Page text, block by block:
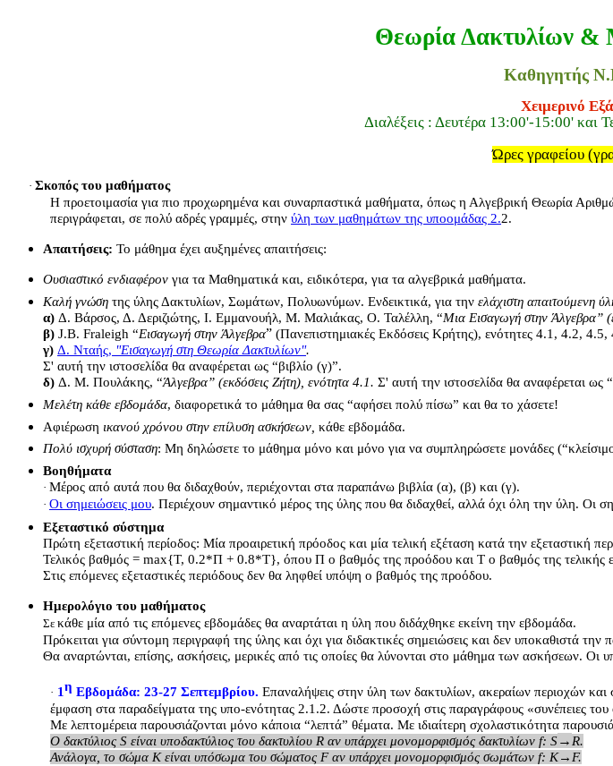
Θεωρία Δακτυλίων &
Καθηγητής
Χειμερινό
Διαλέξεις : Δευτέρα 13:00'-15:00' και
Ώρες γραφείου
· Σκοπός του μαθήματος
Η προετοιμασία για πιο προχωρημένα και συναρπαστικά μαθήματα, όπως η Αλγεβρική Θεωρία
περιγράφεται, σε πολύ αδρές γραμμές, στην ύλη των μαθημάτων της υποομάδας 2.2.
Απαιτήσεις: Το μάθημα έχει αυξημένες απαιτήσεις:
Ουσιαστικό ενδιαφέρον για τα Μαθηματικά και, ειδικότερα, για τα αλγεβρικά μαθήματα.
Καλή γνώση της ύλης Δακτυλίων, Σωμάτων, Πολυωνύμων. Ενδεικτικά, για την ελάχιστη απαιτούμενη
α) Δ. Βάρσος, Δ. Δεριζιώτης, Ι. Εμμανουήλ, Μ. Μαλιάκας, Ο. Ταλέλλη, “Μια Εισαγωγή στην Άλγεβρα”
β) J.B. Fraleigh “Εισαγωγή στην Άλγεβρα” (Πανεπιστημιακές Εκδόσεις Κρήτης), ενότητες 4.1, 4.2,
γ) Δ. Νταής, "Εισαγωγή στη Θεωρία Δακτυλίων".
Σ' αυτή την ιστοσελίδα θα αναφέρεται ως “βιβλίο (γ)”.
δ) Δ. Μ. Πουλάκης, “Άλγεβρα” (εκδόσεις Ζήτη), ενότητα 4.1. Σ' αυτή την ιστοσελίδα θα αναφέρεται ως
Μελέτη κάθε εβδομάδα, διαφορετικά το μάθημα θα σας “αφήσει πολύ πίσω” και θα το χάσετε!
Αφιέρωση ικανού χρόνου στην επίλυση ασκήσεων, κάθε εβδομάδα.
Πολύ ισχυρή σύσταση: Μη δηλώσετε το μάθημα μόνο και μόνο για να συμπληρώσετε μονάδες
Βοηθήματα
· Μέρος από αυτά που θα διδαχθούν, περιέχονται στα παραπάνω βιβλία (α), (β) και (γ).
· Οι σημειώσεις μου. Περιέχουν σημαντικό μέρος της ύλης που θα διδαχθεί, αλλά όχι όλη την ύλη. Οι
Εξεταστικό σύστημα
Πρώτη εξεταστική περίοδος: Μία προαιρετική πρόοδος και μία τελική εξέταση κατά την εξεταστική
Τελικός βαθμός = max{Τ, 0.2*Π + 0.8*Τ}, όπου Π ο βαθμός της προόδου και Τ ο βαθμός της τελικής
Στις επόμενες εξεταστικές περιόδους δεν θα ληφθεί υπόψη ο βαθμός της προόδου.
Ημερολόγιο του μαθήματος
Σε κάθε μία από τις επόμενες εβδομάδες θα αναρτάται η ύλη που διδάχθηκε εκείνη την εβδομάδα.
Πρόκειται για σύντομη περιγραφή της ύλης και όχι για διδακτικές σημειώσεις και δεν υποκαθιστά
Θα αναρτώνται, επίσης, ασκήσεις, μερικές από τις οποίες θα λύνονται στο μάθημα των ασκήσεων. Οι
· 1η Εβδομάδα: 23-27 Σεπτεμβρίου. Επαναλήψεις στην ύλη των δακτυλίων, ακεραίων περιοχών και
έμφαση στα παραδείγματα της υπο-ενότητας 2.1.2. Δώστε προσοχή στις παραγράφους «συνέπειες
Με λεπτομέρεια παρουσιάζονται μόνο κάποια “λεπτά” θέματα. Με ιδιαίτερη σχολαστικότητα
Ο δακτύλιος S είναι υποδακτύλιος του δακτυλίου R αν υπάρχει μονομορφισμός δακτυλίων f: S→R.
Ανάλογα, το σώμα K είναι υπόσωμα του σώματος F αν υπάρχει μονομορφισμός σωμάτων f: K→F.